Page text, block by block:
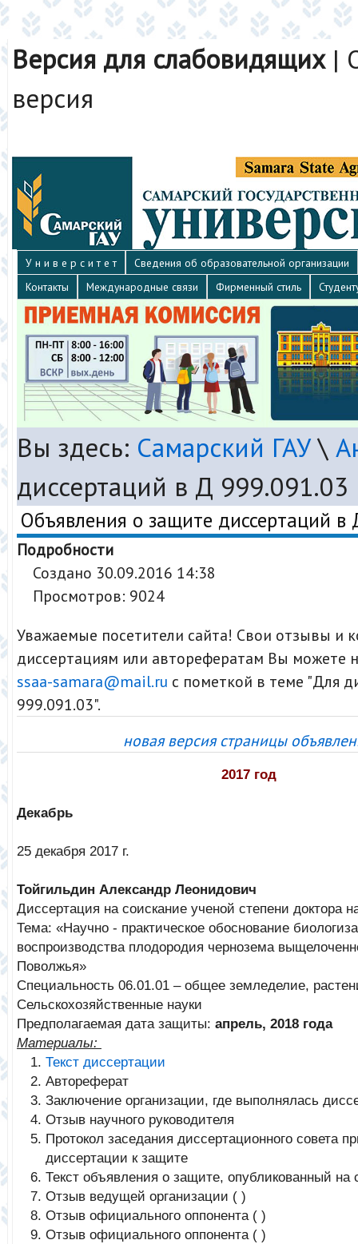
Версия для слабовидящих|
версия
У н и в е р с и т е т
Сведения об образовательной организации
Контакты
Международные связи Фирменный стиль
Вы здесь: Самарский ГАУ\
диссертаций в Д 999.091.03
Объявления о защите диссертаций
Подробности
Создано 30.09.2016 14:38
Просмотров: 9024
Уважаемые посетители сайта! Свои отзывы и
диссертациям или авторефератам Вы можете
ssaa-samara@mail.ru с пометкой в теме "Для
999.091.03".
новая версия страницы
2017 год
Декабрь
25 декабря 2017 г.
Тойгильдин Александр Леонидович
Диссертация на соискание ученой степени доктора
Тема: «Научно - практическое обоснование
воспроизводства плодородия чернозема
Поволжья»
Специальность 06.01.01 – общее земледелие,
Сельскохозяйственные науки
Предполагаемая дата защиты: апрель, 2018 года
Материалы:
Текст диссертации
Автореферат
Заключение организации, где выполнялась
Отзыв научного руководителя
Протокол заседания диссертационного совета
диссертации к защите
Текст объявления о защите, опубликованный
Отзыв ведущей организации ( )
Отзыв официального оппонента ( )
Отзыв официального оппонента ( )